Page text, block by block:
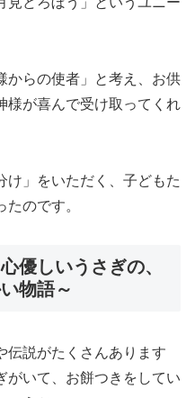
からの使者」と考え、お供
様が喜んで受け取ってくれ
け」をいただく、子どもた
のです。
優しいうさぎの、
物語～
伝説がたくさんあります
がいて、お餅つきをしてい